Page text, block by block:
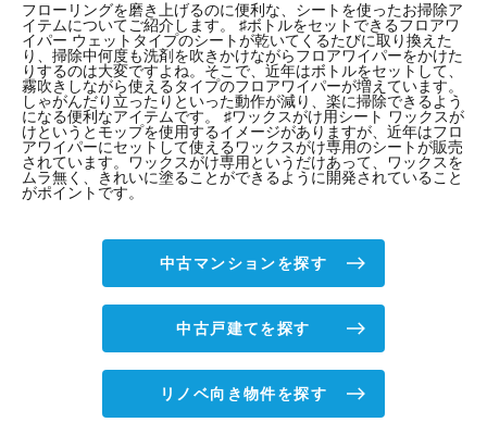
フローリングを磨き上げるのに便利な、シートを使ったお掃除ア
イテムについてご紹介します。 ♯ボトルをセットできるフロアワ
イパー ウェットタイプのシートが乾いてくるたびに取り換えた
り、掃除中何度も洗剤を吹きかけながらフロアワイパーをかけた
りするのは大変ですよね。そこで、近年はボトルをセットして、
霧吹きしながら使えるタイプのフロアワイパーが増えています。
しゃがんだり立ったりといった動作が減り、楽に掃除できるよう
になる便利なアイテムです。 ♯ワックスがけ用シート ワックスが
けというとモップを使用するイメージがありますが、近年はフロ
アワイパーにセットして使えるワックスがけ専用のシートが販売
されています。ワックスがけ専用というだけあって、ワックスを
ムラ無く、きれいに塗ることができるように開発されていること
がポイントです。
中古マンションを探す
中古戸建てを探す
リノベ向き物件を探す